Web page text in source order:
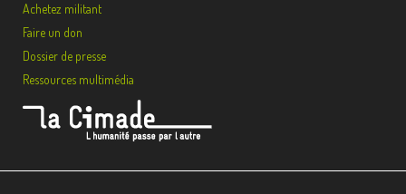
Achetez militant
Faire un don
Dossier de presse
Ressources multimédia